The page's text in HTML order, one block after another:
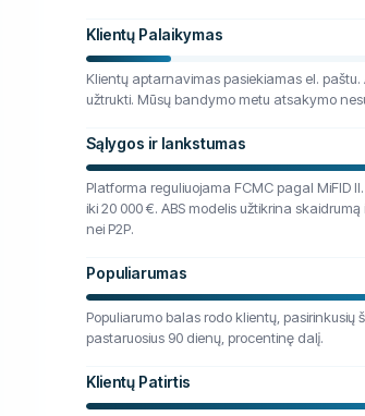
Klientų Palaikymas
Klientų aptarnavimas pasiekiamas el.
užtrukti. Mūsų bandymo metu atsakymo
Sąlygos ir lankstumas
Platforma reguliuojama FCMC pagal MiFID
iki 20 000 €. ABS modelis užtikrina
nei P2P.
Populiarumas
Populiarumo balas rodo klientų, pasirinkusių
pastaruosius 90 dienų, procentinę dalį.
Klientų Patirtis